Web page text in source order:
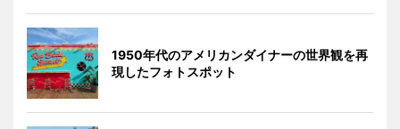
1950年代のアメリカンダイナーの世界観を再
現したフォトスポット